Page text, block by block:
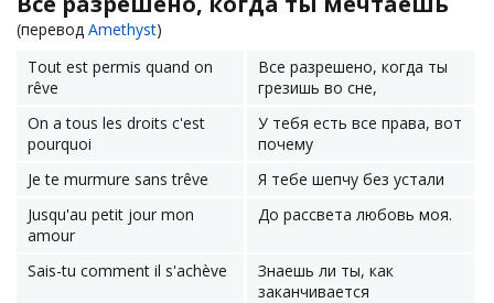
(перевод Amethyst)
Tout est permis quand on
rêve
Все разрешено, когда ты
грезишь во сне,
On a tous les droits c'est
pourquoi
У тебя есть все права, вот
почему
Je te murmure sans trêve
Я тебе шепчу без устали
Jusqu'au petit jour mon
amour
До рассвета любовь моя.
Sais-tu comment il s'achève
Знаешь ли ты, как
заканчивается